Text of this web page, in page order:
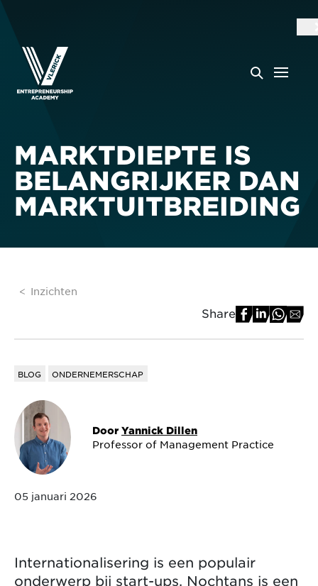
MARKTDIEPTE IS
BELANGRIJKER DAN
MARKTUITBREIDING
Inzichten
Share
BLOG ONDERNEMERSCHAP
Door Yannick Dillen
Professor of Management Practice
05 januari 2026
Internationalisering is een populair
onderwerp bij start-ups. Nochtans is een